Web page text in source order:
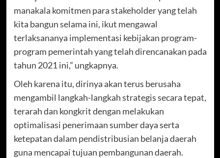
manakala komitmen para stakeholder yang telah
kita bangun selama ini, ikut mengawal
terlaksananya implementasi kebijakan program-
program pemerintah yang telah direncanakan pada
tahun 2021 ini,” ungkapnya.
Oleh karena itu, dirinya akan terus berusaha
mengambil langkah-langkah strategis secara tepat,
terarah dan kongkrit dengan melakukan
optimalisasi penerimaan sumber daya serta
ketepatan dalam pendistribusian belanja daerah
guna mencapai tujuan pembangunan daerah.